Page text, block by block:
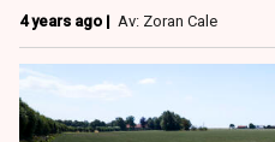
4 years ago | Av: Zoran Cale